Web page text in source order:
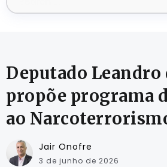
Deputado Leandro
propõe programa
ao
Jair Onofre
3 de junho de 2026